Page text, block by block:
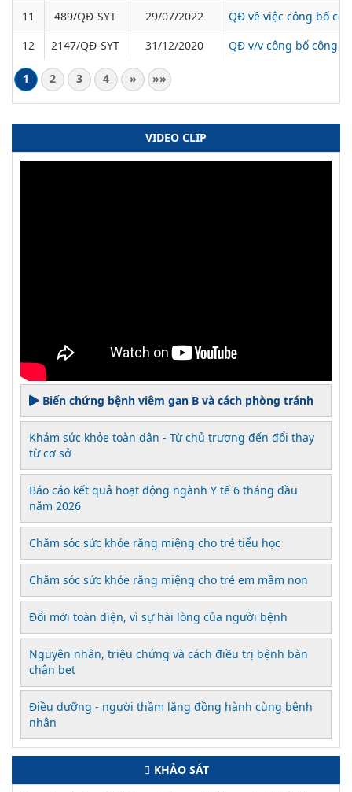
11
489/QĐ-SYT 29/07/2022
QĐ về việc công bố
12
2147/QĐ-SYT 31/12/2020 QĐ v/v công bố công
1 2 3 4 » »»
VIDEO CLIP
Biến chứng bệnh viêm gan B và cách phòng tránh
Khám sức khỏe toàn dân - Từ chủ trương đến đổi thay
từ cơ sở
Báo cáo kết quả hoạt động ngành Y tế 6 tháng đầu
năm 2026
Chăm sóc sức khỏe răng miệng cho trẻ tiểu học
Chăm sóc sức khỏe răng miệng cho trẻ em mầm non
Đổi mới toàn diện, vì sự hài lòng của người bệnh
Nguyên nhân, triệu chứng và cách điều trị bệnh bàn
chân bẹt
Điều dưỡng - người thầm lặng đồng hành cùng bệnh
nhân
KHẢO SÁT